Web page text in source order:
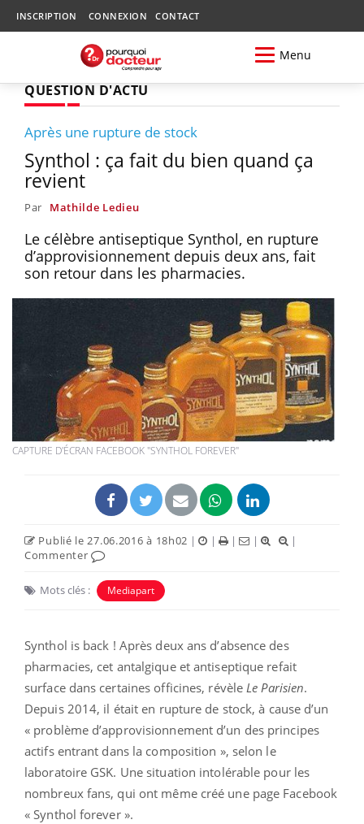
INSCRIPTION CONNEXION CONTACT
Menu
QUESTION D'ACTU
Après une rupture de stock
Synthol : ça fait du bien quand ça
revient
Par Mathilde Ledieu
Le célèbre antiseptique Synthol, en rupture
d’approvisionnement depuis deux ans, fait
son retour dans les pharmacies.
CAPTURE D'ÉCRAN FACEBOOK "SYNTHOL FOREVER"
Publié le 27.06.2016 à 18h02 | | | |
|
Commenter
Mots clés : Mediapart
Synthol is back ! Après deux ans d’absence des
pharmacies, cet antalgique et antiseptique refait
surface dans certaines officines, révèleLe Parisien.
Depuis 2014, il était en rupture de stock, à cause d’un
« problème d’approvisionnement d’un des principes
actifs entrant dans la composition », selon le
laboratoire GSK. Une situation intolérable pour les
nombreux fans, qui ont même créé une page Facebook
« Synthol forever ».